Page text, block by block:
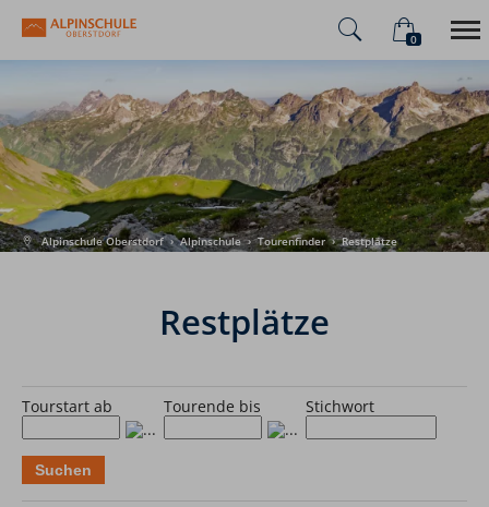
Alpinschule
Alpenüberquerung
Sommer
Winter
0
×
Warenkorb ist leer
Alpinschule Oberstdorf ›Alpinschule ›Tourenfinder ›Restplätze
Restplätze
Tourstart ab Tourende bis Stichwort